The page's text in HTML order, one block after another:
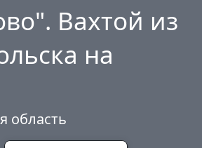
Вахтой из
на
область